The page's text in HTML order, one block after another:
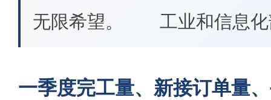
无限希望。 工业和信息化
一季度完工量、新接订单量